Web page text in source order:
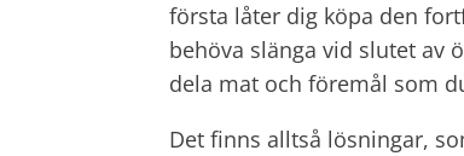
första låter dig köpa den
behöva slänga vid slutet av
dela mat och föremål som
Det finns alltså lösningar,